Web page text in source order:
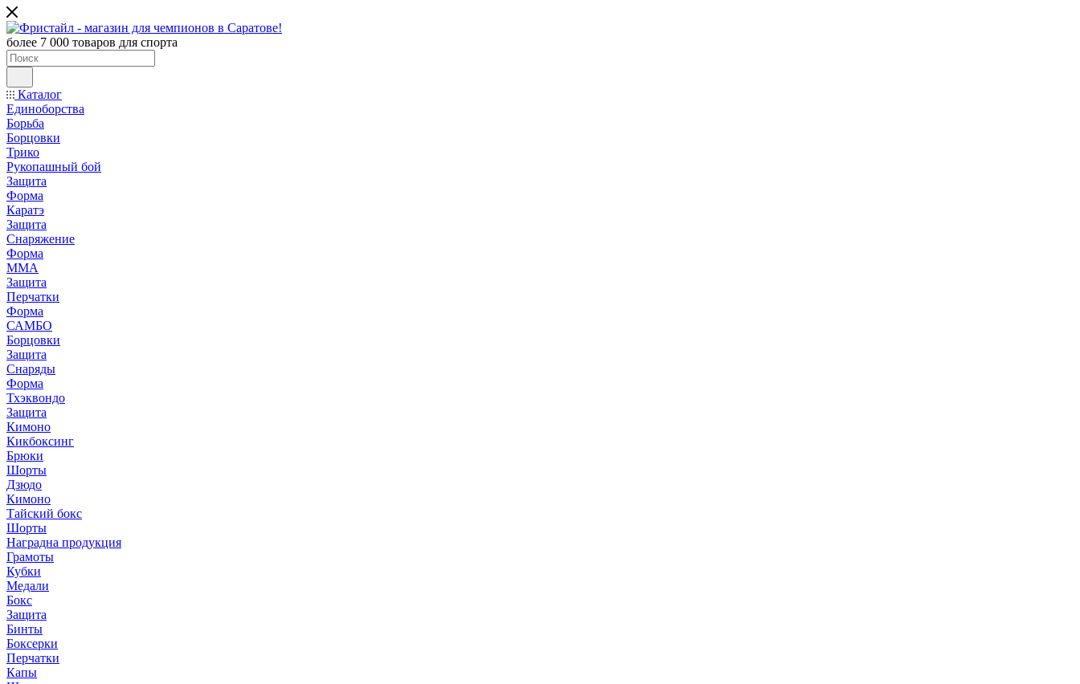
более 7 000 товаров для спорта
Каталог
Единоборства
Борьба
Борцовки
Трико
Рукопашный бой
Защита
Форма
Каратэ
Защита
Снаряжение
Форма
ММА
Защита
Перчатки
Форма
САМБО
Борцовки
Защита
Снаряды
Форма
Тхэквондо
Защита
Кимоно
Кикбоксинг
Брюки
Шорты
Дзюдо
Кимоно
Тайский бокс
Шорты
Наградна продукция
Грамоты
Кубки
Медали
Бокс
Защита
Бинты
Боксерки
Перчатки
Капы